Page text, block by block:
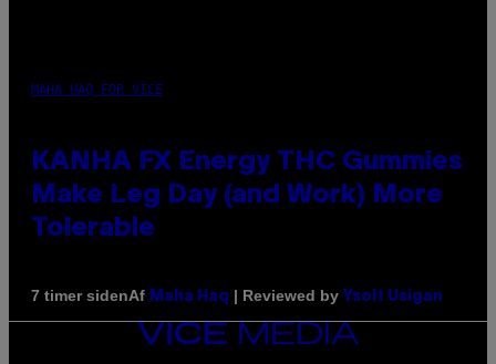
MAHA HAQ FOR VICE
KANHA FX Energy THC Gummies
Make Leg Day (and Work) More
Tolerable
7 timer sidenAf Maha Haq | Reviewed by Ysolt Usigan
VICE
MEDIA